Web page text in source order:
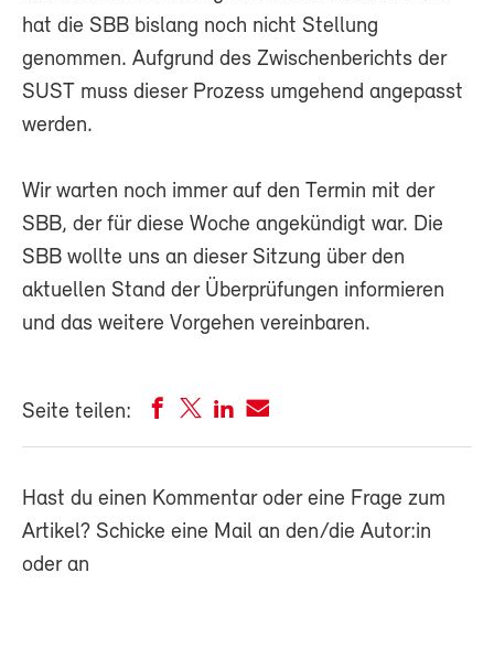
hat die SBB bislang noch nicht Stellung
genommen. Aufgrund des Zwischenberichts der
SUST muss dieser Prozess umgehend angepasst
werden.
Wir warten noch immer auf den Termin mit der
SBB, der für diese Woche angekündigt war. Die
SBB wollte uns an dieser Sitzung über den
aktuellen Stand der Überprüfungen informieren
und das weitere Vorgehen vereinbaren.
Seite teilen:
Hast du einen Kommentar oder eine Frage zum
Artikel? Schicke eine Mail an den/die Autor:in
oder an